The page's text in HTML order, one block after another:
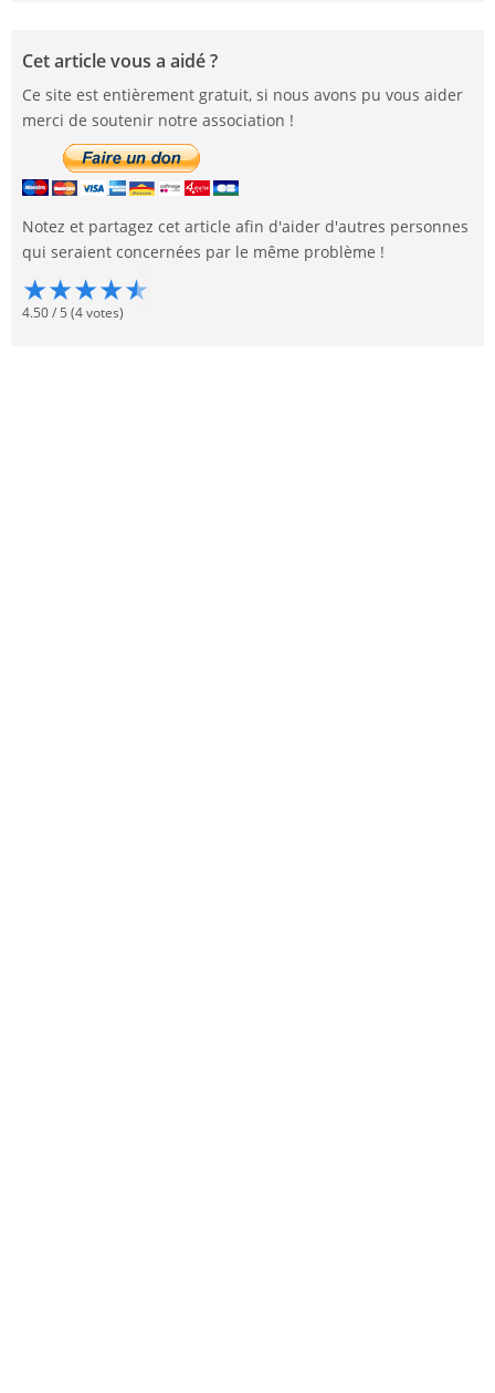
Cet article vous a aidé ?
Ce site est entièrement gratuit, si nous avons pu vous aider
merci de soutenir notre association !
Notez et partagez cet article afin d'aider d'autres personnes
qui seraient concernées par le même problème !
★★★★★
4.50/ 5 (4votes)